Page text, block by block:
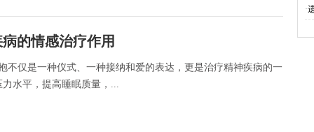
的情感治疗作用
不仅是一种仪式、一种接纳和爱的表达，更是治疗精神疾病的一
水平，提高睡眠质量，...
·